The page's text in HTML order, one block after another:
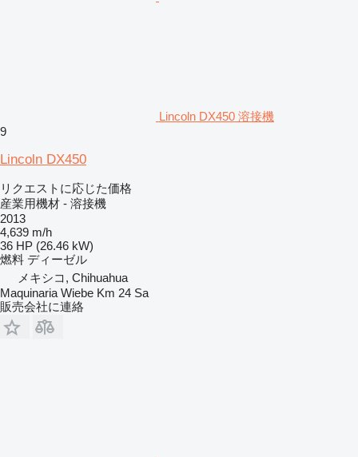
Lincoln DX450 溶接機
9
Lincoln DX450
リクエストに応じた価格
産業用機材 - 溶接機
2013
4,639 m/h
36 HP (26.46 kW)
燃料 ディーゼル
メキシコ, Chihuahua
Maquinaria Wiebe Km 24 Sa
販売会社に連絡